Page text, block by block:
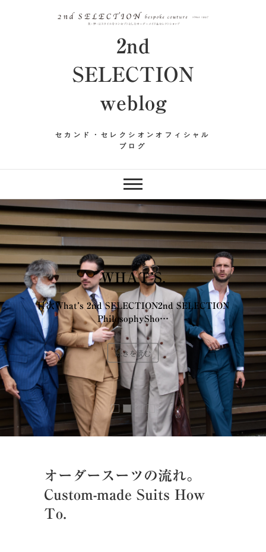
2nd
SELECTION
weblog
セカンド・セレクシオンオフィシャル
ブログ
WHAT’S.
目次What’s 2nd SELECTION2nd SELECTION
PhilosophySho…
続きを読む
オーダースーツの流れ。
Custom-made Suits How
To.